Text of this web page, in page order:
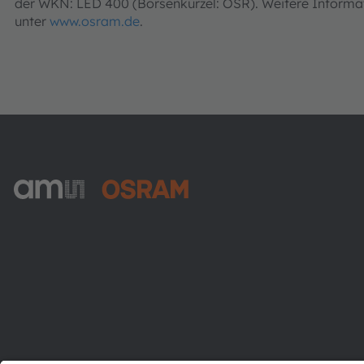
der WKN: LED 400 (Börsenkürzel: OSR). Weitere
unter www.osram.de.